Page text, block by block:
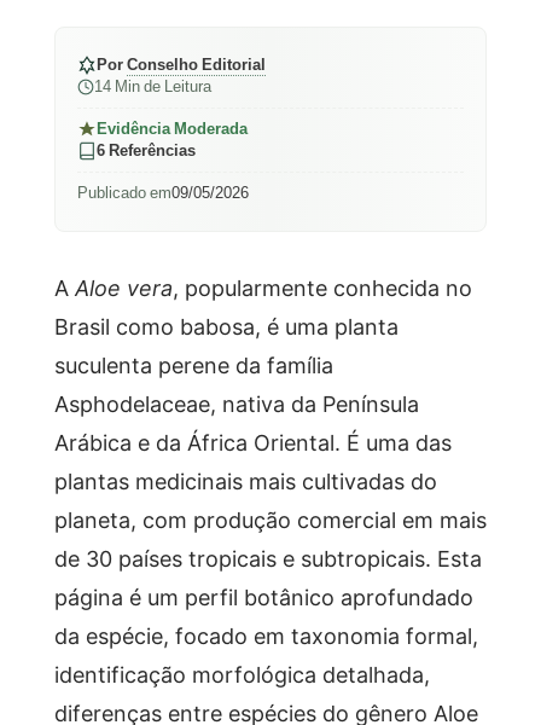
PorConselho Editorial
14 Min de Leitura
Evidência Moderada
6 Referências
Publicado em09/05/2026
AAloe vera, popularmente conhecida no
Brasil como babosa, é uma planta
suculenta perene da família
Asphodelaceae, nativa da Península
Arábica e da África Oriental. É uma das
plantas medicinais mais cultivadas do
planeta, com produção comercial em mais
de 30 países tropicais e subtropicais. Esta
página é um perfil botânico aprofundado
da espécie, focado em taxonomia formal,
identificação morfológica detalhada,
diferenças entre espécies do gênero Aloe